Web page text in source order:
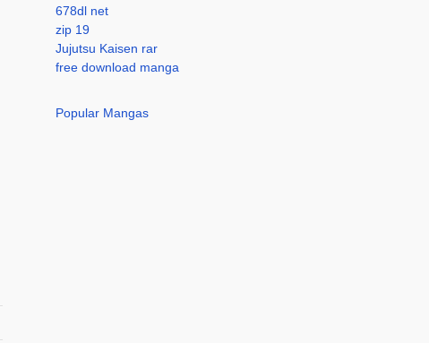
678dl net
zip 19
Jujutsu Kaisen rar
free download manga
Popular Mangas